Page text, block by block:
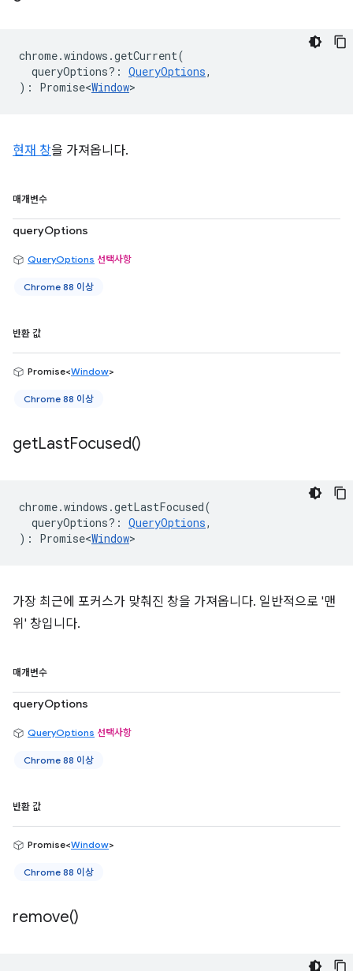
chrome.windows .getCurrent(
queryOptions? : QueryOptions,
) : Promise<Window>
현재 창을 가져옵니다.
매개변수
queryOptions
QueryOptions 선택사항
Chrome 88 이상
반환 값
Promise<Window>
Chrome 88 이상
getLastFocused()
chrome.windows .getLastFocused(
queryOptions? : QueryOptions,
) : Promise<Window>
가장 최근에 포커스가 맞춰진 창을 가져옵니다. 일반적으로 '맨
위' 창입니다.
매개변수
queryOptions
QueryOptions 선택사항
Chrome 88 이상
반환 값
Promise<Window>
Chrome 88 이상
remove()